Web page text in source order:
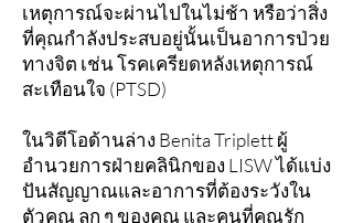
เหตุการณ์จะผ่านไปในไม่ช้า หรือว่าสิ่ง
ที่คุณกำลังประสบอยู่นั้นเป็นอาการป่วย
ทางจิต เช่น โรคเครียดหลังเหตุการณ์
สะเทือนใจ (PTSD)
ในวิดีโอด้านล่าง Benita Triplett ผู้
อำนวยการฝ่ายคลินิกของ LISW ได้แบ่ง
ปันสัญญาณและอาการที่ต้องระวังใน
ตัวคุณ ลูก ๆ ของคุณ และคนที่คุณรัก